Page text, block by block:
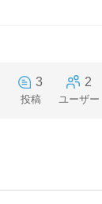
3
投稿
2
ユーザー